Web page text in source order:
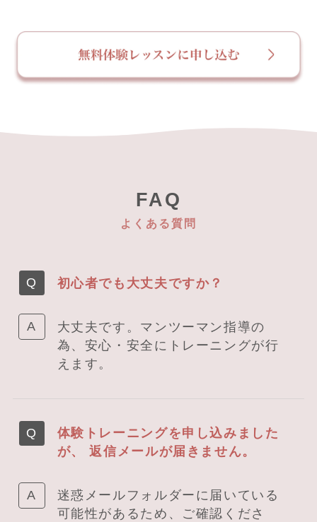
FAQ
よくある質問
初心者でも大丈夫ですか？
大丈夫です。マンツーマン指導の
為、安心・安全にトレーニングが行
えます。
体験トレーニングを申し込みました
が、 返信メールが届きません。
迷惑メールフォルダーに届いている
可能性があるため、ご確認くださ